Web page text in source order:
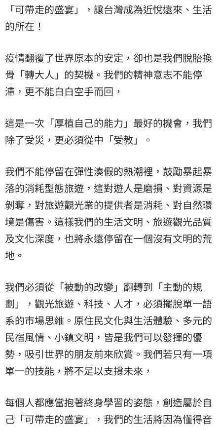
「可帶走的盛宴」，讓台灣成為近悅遠來、生活
的所在！
疫情翻覆了世界原本的安定，卻也是我們脫胎換
骨「轉大人」的契機。我們的精神意志不能停
滯，更不能白白空手而回，
這是一次「厚植自己的能力」最好的機會，我們
除了受災，更必須從中「受教」。
我們不能停留在彈性湊假的熱潮裡，鼓勵暴起暴
落的消耗型態旅遊，這對遊人是磨損、對資源是
剝奪，對旅遊觀光業的提供者是消耗、對自然環
境是傷害。這樣我們的生活文明、旅遊觀光品質
及文化深度，也將永遠停留在一個沒有文明的荒
地。
我們必須從「被動的改變」翻轉到「主動的規
劃」，觀光旅遊、科技、人才，必須擺脫單一語
系的市場思維。原住民文化與生活體驗、多元的
民宿風情、小鎮文明，皆是我們可以發揮的優
勢，吸引世界的朋友前來欣賞。我們若只有一項
單一的技能，將不足以支撐未來，
每個人都應當抱著終身學習的姿態，創造屬於自
己「可帶走的盛宴」，我們的生活將因為懂得音